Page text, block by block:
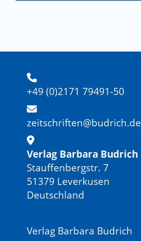
+49 (0)2171 79491-50
zeitschriften@budrich.de
Verlag Barbara Budrich
Stauffenbergstr. 7
51379 Leverkusen
Deutschland
Verlag Barbara Budrich